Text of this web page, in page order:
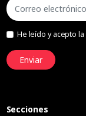
He leído y acepto la
Enviar
Secciones